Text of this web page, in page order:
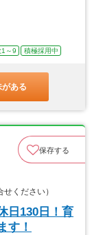
1～9 積極採用中
ある
保存する
ください）
日130日！育
す！